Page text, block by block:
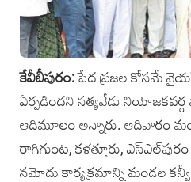
కేవీబీపురం:పేద ప్రజల కోసమే
ఏర్పడిందని సత్యవేడు నియోజకవర్గ
ఆదిమూలం అన్నారు. ఆదివారం
రాగిగుంట, కళత్తూరు,
నమోదు కార్యక్రమాన్ని మండల